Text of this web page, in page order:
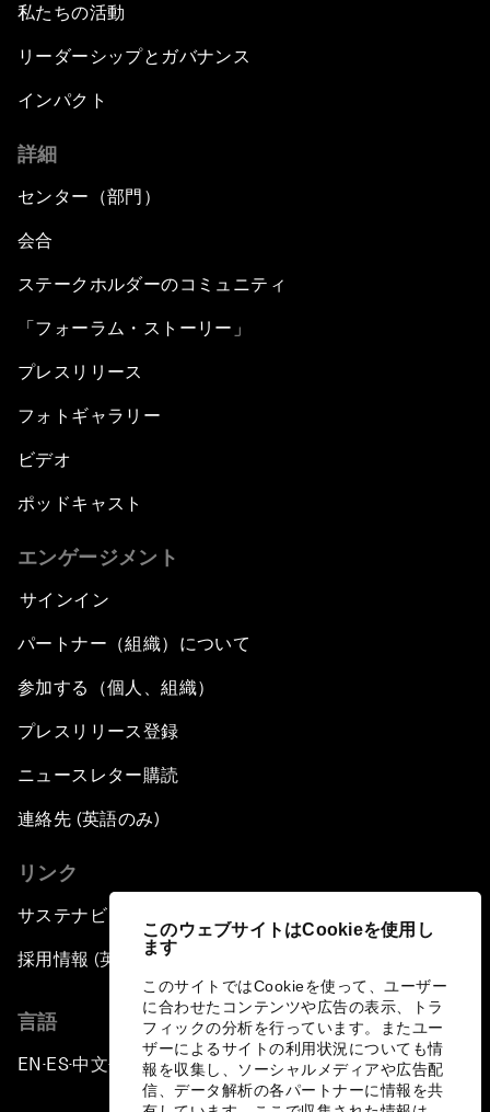
このウェブサイトはCookieを使用し
ます
このサイトではCookieを使って、ユーザー
に合わせたコンテンツや広告の表示、トラ
フィックの分析を行っています。またユー
ザーによるサイトの利用状況についても情
報を収集し、ソーシャルメディアや広告配
信、データ解析の各パートナーに情報を共
私たちの活動
リーダーシップとガバナンス
インパクト
詳細
センター（部門）
会合
ステークホルダーのコミュニティ
「フォーラム・ストーリー」
プレスリリース
フォトギャラリー
ビデオ
ポッドキャスト
エンゲージメント
サインイン
パートナー（組織）について
参加する（個人、組織）
プレスリリース登録
ニュースレター購読
連絡先 (英語のみ)
リンク
サステナビリティへの取り組み
採用情報 (英語のみ)
言語
EN ▪ES▪中文▪ 日本語